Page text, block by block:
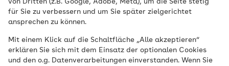
von Dritten (z.B. Google, Adobe, Meta), um die Seite stetig
für Sie zu verbessern und um Sie später zielgerichtet
ansprechen zu können.
Mit einem Klick auf die Schaltfläche „Alle akzeptieren“
erklären Sie sich mit dem Einsatz der optionalen Cookies
und den o.g. Datenverarbeitungen einverstanden. Wenn Sie
leistungsfähig
Veröffentlicht am:
23.10.2023 11 Minuten Lesedauer